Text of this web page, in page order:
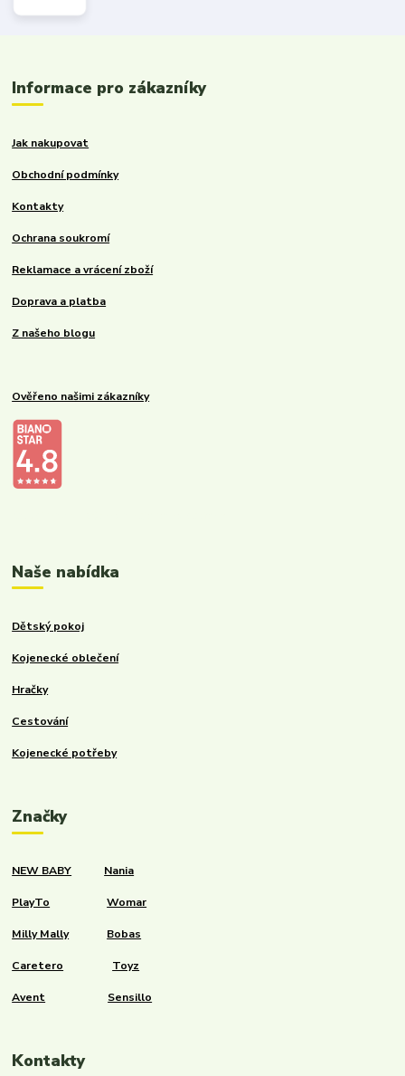
Informace pro zákazníky
Jak nakupovat
Obchodní podmínky
Kontakty
Ochrana soukromí
Reklamace a vrácení zboží
Doprava a platba
Z našeho blogu
Ověřeno našimi zákazníky
Naše nabídka
Dětský pokoj
Kojenecké oblečení
Hračky
Cestování
Kojenecké potřeby
Značky
NEW BABY Nania
PlayTo Womar
Milly Mally Bobas
Caretero Toyz
Avent Sensillo
Kontakty